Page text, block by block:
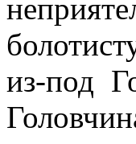
из-под